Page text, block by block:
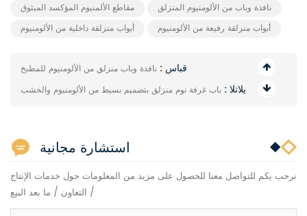
مقاطع الألمنيوم المؤكسد المبثوق
نافذة وباب من الألومنيوم المنزلق
أبواب منزلقة داخلية من الألومنيوم
أبواب منزلقة رفيعة من الألومنيوم
قباس : نافذة وباب منزلق من الألومنيوم للمطبخ
يلاتلا : باب غرفة نوم منزلق بتصميم بسيط من الألومنيوم والخشب
استشارة مجانية
نرحب بكم للتواصل معنا للحصول على مزيد من المعلومات حول خدمات الإنتاج
/ التعاون / ما بعد البيع